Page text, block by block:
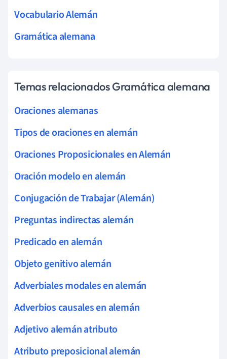
Vocabulario Alemán
Gramática alemana
Temas relacionados Gramática alemana
Oraciones alemanas
Tipos de oraciones en alemán
Oraciones Proposicionales en Alemán
Oración modelo en alemán
Conjugación de Trabajar (Alemán)
Preguntas indirectas alemán
Predicado en alemán
Objeto genitivo alemán
Adverbiales modales en alemán
Adverbios causales en alemán
Adjetivo alemán atributo
Atributo preposicional alemán